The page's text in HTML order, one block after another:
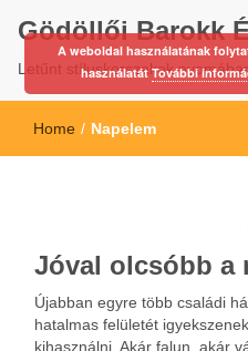
Gödöllői Barokk
Letűnt stíluskorszakok
Home / Napelem
Jóval olcsóbb a
Újabban egyre több családi
hatalmas felületét
kihasználni. Akár falun, akár
A weboldal használatának
használatátTovábbi